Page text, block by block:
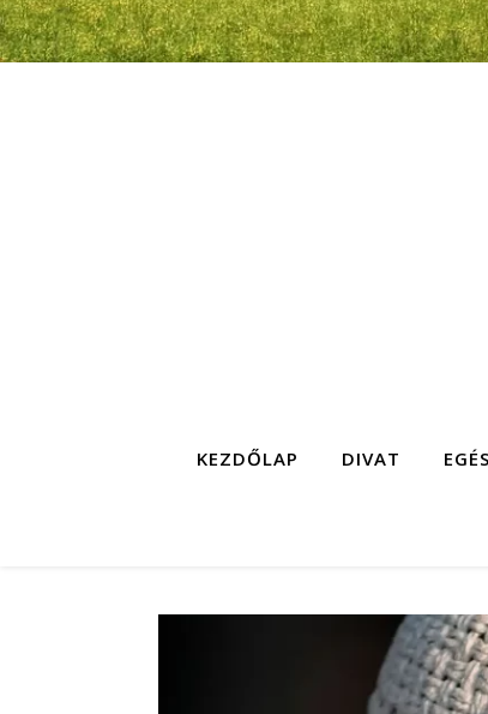
KEZDŐLAP DIVAT